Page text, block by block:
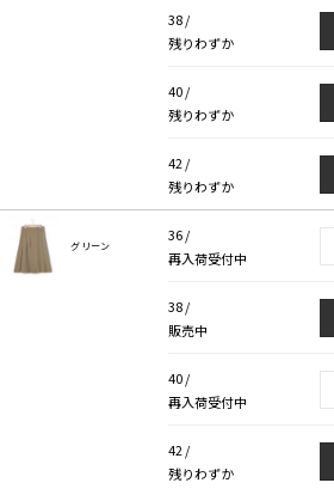
38 /
残りわずか
40 /
残りわずか
42 /
残りわずか
グリーン
36 /
再入荷受付中
38 /
販売中
40 /
再入荷受付中
42 /
残りわずか